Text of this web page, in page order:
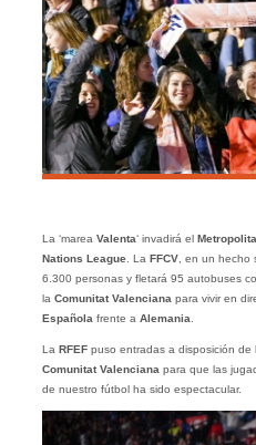
La ‘marea Valenta‘ invadirá el
Nations League. La FFCV, en un hecho
6.300 personas y fletará 95 autobuses
la Comunitat Valenciana para vivir en
Española frente a Alemania
La RFEFpuso entradas a disposición de
Comunitat Valenciana para que las
de nuestro fútbol ha sido espectacular.